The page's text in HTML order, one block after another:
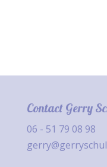
Contact Gerry
06 - 51 79 08 98